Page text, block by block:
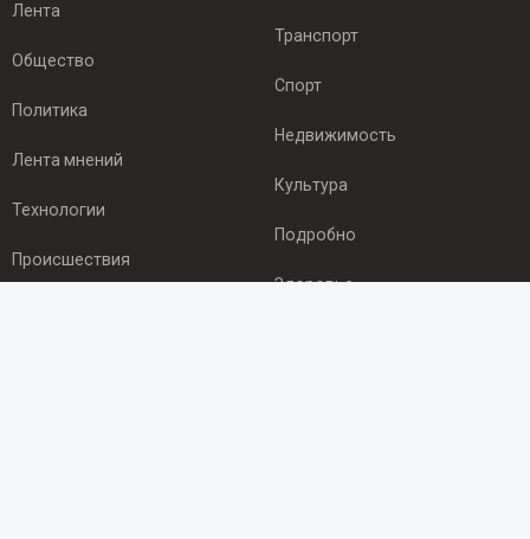
Лента
Общество
Политика
Лента мнений
Технологии
Происшествия
Транспорт
Спорт
Недвижимость
Культура
Подробно
Здоровье